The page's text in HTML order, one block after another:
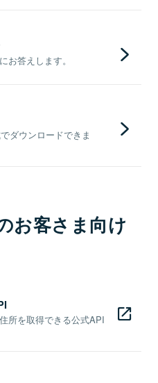
お答えします。
ダウンロードできま
お客さま向け
所を取得できる公式API